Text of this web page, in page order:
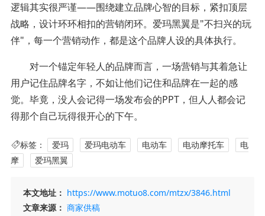
逻辑其实很严谨——围绕建立品牌心智的目标，紧扣顶层
战略，设计环环相扣的营销闭环。爱玛黑翼是"不扫兴的玩
伴"，每一个营销动作，都是这个品牌人设的具体执行。
对一个锚定年轻人的品牌而言，一场营销与其着急让
用户记住品牌名字，不如让他们记住和品牌在一起的感
觉。毕竟，没人会记得一场发布会的PPT，但人人都会记
得那个自己玩得很开心的下午。
标签： 爱玛 爱玛电动车 电动车 电动摩托车
电
摩
爱玛黑翼
本文地址： https://www.motuo8.com/mtzx/3846.html
文章来源： 商家供稿